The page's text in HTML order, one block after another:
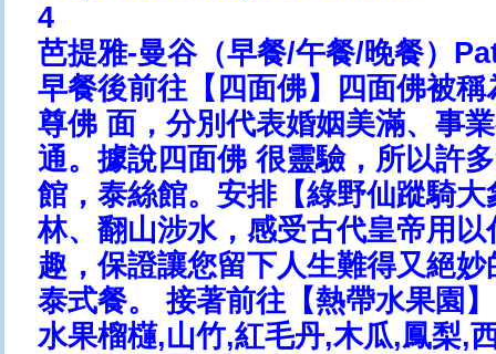
4
芭提雅-曼谷（早餐/午餐/晚餐）
早餐後前往【四面佛】四面佛被
尊佛 面，分別代表婚姻美滿、事
通。據說四面佛 很靈驗，所以許
館，泰絲館。安排【綠野仙蹤騎
林、翻山涉水，感受古代皇帝用
趣，保證讓您留下人生難得又絕
泰式餐。 接著前往【熱帶水果園
水果榴櫣,山竹,紅毛丹,木瓜,鳳梨,